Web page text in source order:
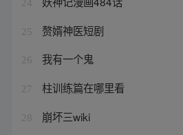
24
25 赘婿神医短剧
26 我有一个鬼
27 柱训练篇在哪里看
28 崩坏三wiki